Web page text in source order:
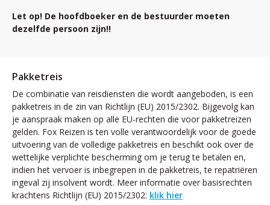
Let op! De hoofdboeker en de bestuurder moeten
dezelfde persoon zijn!!
Pakketreis
De combinatie van reisdiensten die wordt aangeboden, is een
pakketreis in de zin van Richtlijn (EU) 2015/2302. Bijgevolg kan
je aanspraak maken op alle EU-rechten die voor pakketreizen
gelden. Fox Reizen is ten volle verantwoordelijk voor de goede
uitvoering van de volledige pakketreis en beschikt ook over de
wettelijke verplichte bescherming om je terug te betalen en,
indien het vervoer is inbegrepen in de pakketreis, te repatriëren
ingeval zij insolvent wordt. Meer informatie over basisrechten
krachtens Richtlijn (EU) 2015/2302: klik hier